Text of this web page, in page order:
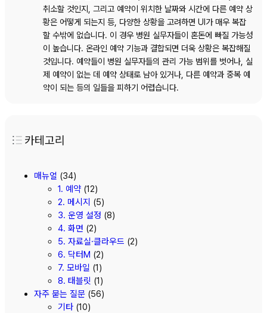
취소할 것인지, 그리고 예약이 위치한 날짜와 시간에 다른 예약 상
황은 어떻게 되는지 등, 다양한 상황을 고려하면 UI가 매우 복잡
할 수밖에 없습니다. 이 경우 병원 실무자들이 혼돈에 빠질 가능성
이 높습니다. 온라인 예약 기능과 결합되면 더욱 상황은 복잡해질
것입니다. 예약들이 병원 실무자들의 관리 가능 범위를 벗어나, 실
제 예약이 없는 데 예약 상태로 남아 있거나, 다른 예약과 중복 예
약이 되는 등의 일들을 피하기 어렵습니다.
카테고리
매뉴얼 (34)
1. 예약(12)
2. 메시지 (5)
3. 운영 설정 (8)
4. 화면 (2)
5. 자료실·클라우드 (2)
6. 닥터M (2)
7. 모바일 (1)
8. 태블릿 (1)
자주 묻는 질문(56)
기타(10)